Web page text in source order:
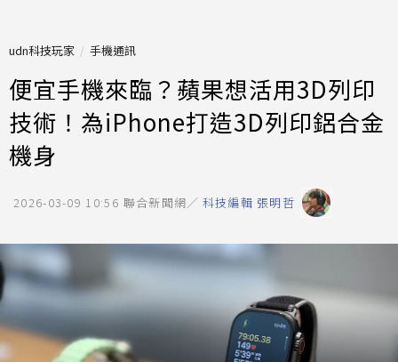
udn科技玩家 手機通訊
便宜手機來臨？蘋果想活用3D列印
技術！為iPhone打造3D列印鋁合金
機身
2026-03-09 10:56 聯合新聞網／ 科技編輯 張明哲